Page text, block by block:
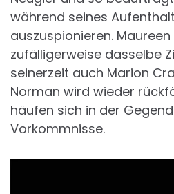
während seines
auszuspionieren.
zufälligerweise dasselbe
seinerzeit auch Marion
Norman wird wieder
häufen sich in der
Vorkommnisse.